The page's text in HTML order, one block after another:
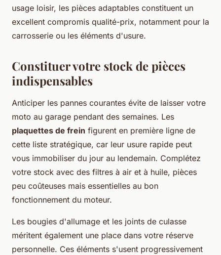
usage loisir, les pièces adaptables constituent un
excellent compromis qualité-prix, notamment pour la
carrosserie ou les éléments d'usure.
Constituer votre stock de pièces
indispensables
Anticiper les pannes courantes évite de laisser votre
moto au garage pendant des semaines. Les
plaquettes de frein figurent en première ligne de
cette liste stratégique, car leur usure rapide peut
vous immobiliser du jour au lendemain. Complétez
votre stock avec des filtres à air et à huile, pièces
peu coûteuses mais essentielles au bon
fonctionnement du moteur.
Les bougies d'allumage et les joints de culasse
méritent également une place dans votre réserve
personnelle. Ces éléments s'usent progressivement